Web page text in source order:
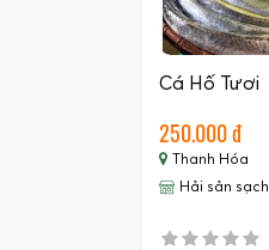
Cá Hố Tươi
250.000 đ
Thanh Hóa
Hải sản sạch